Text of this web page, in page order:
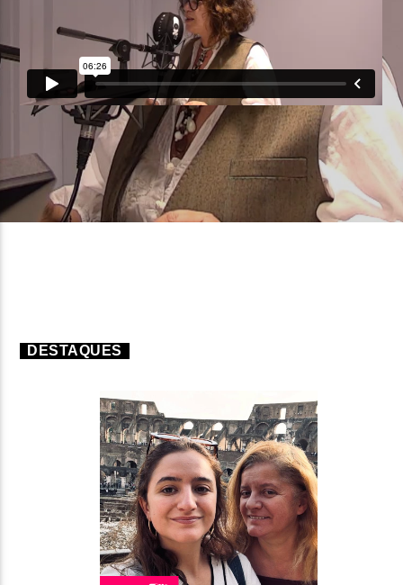
TÍTULO
ARTISTA
ON FM
DESTAQUES